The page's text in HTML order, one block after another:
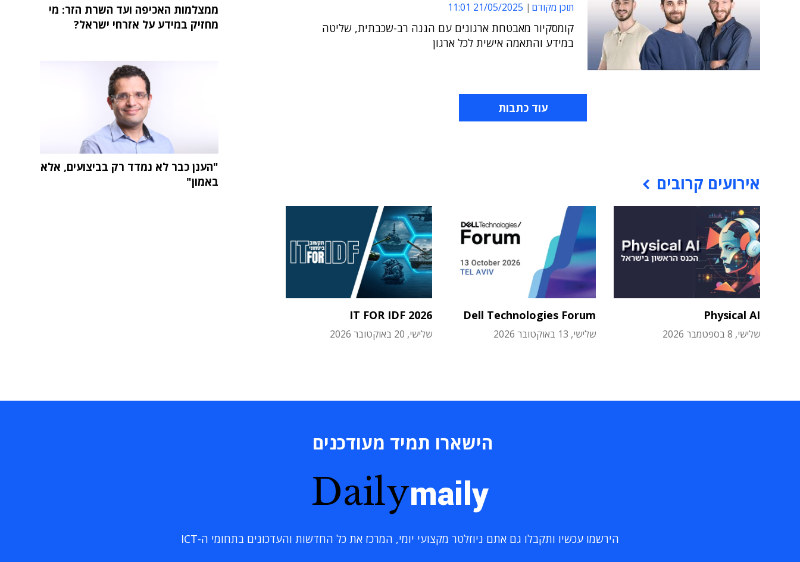
תוכן מקודם 21/05/2025 11:01
קומסקיור מאבטחת ארגונים עם הגנה רב-שכבתית, שליטה
במידע והתאמה אישית לכל ארגון
עוד כתבות
אירועים קרובים
Physical AI
שלישי, 8 בספטמבר 2026
Dell Technologies Forum
שלישי, 13 באוקטובר 2026
IT FOR IDF 2026
שלישי, 20 באוקטובר 2026
ממצלמות האכיפה ועד השרת הזר: מי
מחזיק במידע על אזרחי ישראל?
"הענן כבר לא נמדד רק בביצועים, אלא
באמון"
הישארו תמיד מעודכנים
Dailymaily
הירשמו עכשיו ותקבלו גם אתם ניוזלטר מקצועי יומי, המרכז את כל החדשות והעדכונים בתחומי ה-ICT